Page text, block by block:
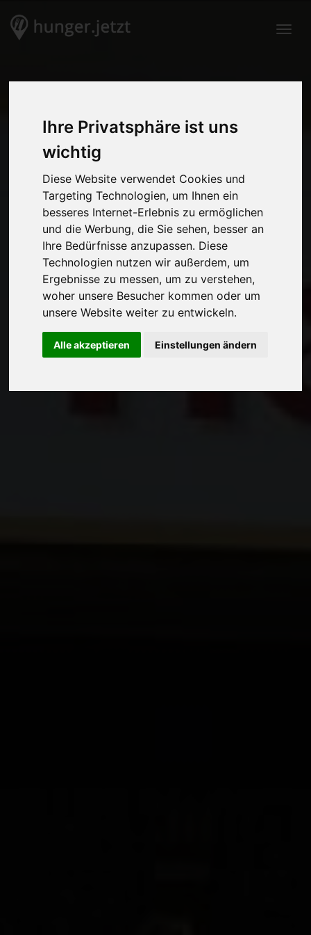
Ihre Privatsphäre ist uns
wichtig
Diese Website verwendet Cookies und
Targeting Technologien, um Ihnen ein
besseres Internet-Erlebnis zu ermöglichen
und die Werbung, die Sie sehen, besser an
Ihre Bedürfnisse anzupassen. Diese
Technologien nutzen wir außerdem, um
Ergebnisse zu messen, um zu verstehen,
woher unsere Besucher kommen oder um
unsere Website weiter zu entwickeln.
Alle akzeptieren Einstellungen ändern